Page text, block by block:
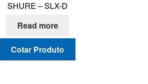
SHURE – SLX-D
Read more
Cotar Produto